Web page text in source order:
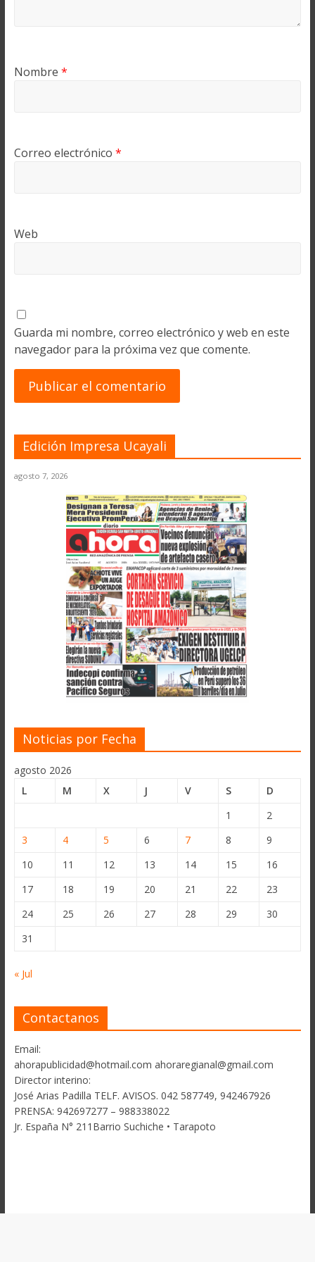
Nombre *
Correo electrónico *
Web
Guarda mi nombre, correo electrónico y web en este
navegador para la próxima vez que comente.
Edición Impresa Ucayali
agosto 7, 2026
Noticias por Fecha
agosto 2026
L
M X J V S
D
1
2
3
4 5 6 7 8
9
10
11 12 13 14 15
16
17
18 19 20 21 22
23
24
25 26 27 28 29
30
31
« Jul
Contactanos
Email:
ahorapublicidad@hotmail.com ahoraregianal@gmail.com
Director interino:
José Arias Padilla TELF. AVISOS. 042 587749, 942467926
PRENSA: 942697277 – 988338022
Jr. España N° 211Barrio Suchiche • Tarapoto